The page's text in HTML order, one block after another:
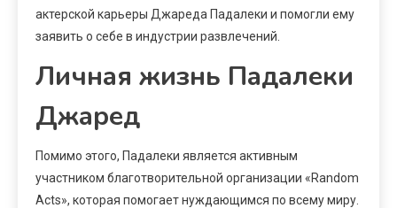
актерской карьеры Джареда Падалеки и помогли ему
заявить о себе в индустрии развлечений.
Личная жизнь Падалеки
Джаред
Помимо этого, Падалеки является активным
участником благотворительной организации «Random
Acts», которая помогает нуждающимся по всему миру.